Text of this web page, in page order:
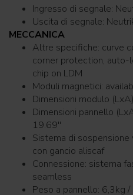
Uscita di
MECCANICA
Altre specifiche: curve
corner protection, auto-
chip on LDM
Moduli magnetici:
Dimensioni modulo
Dimensioni pannello
19.69''
Sistema di sospensione verticale:
con gancio aliscaf
Connessione: sistema fast-lock di connessione
seamless
Peso a pannello: 6,3kg